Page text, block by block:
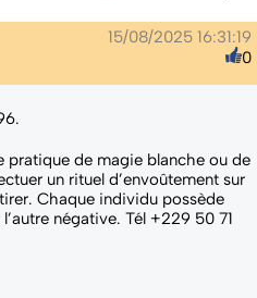
15/08/2025 16:31:19
0
pratique de magie blanche ou de
un rituel d’envoûtement sur
Chaque individu possède
négative. Tél +229 50 71